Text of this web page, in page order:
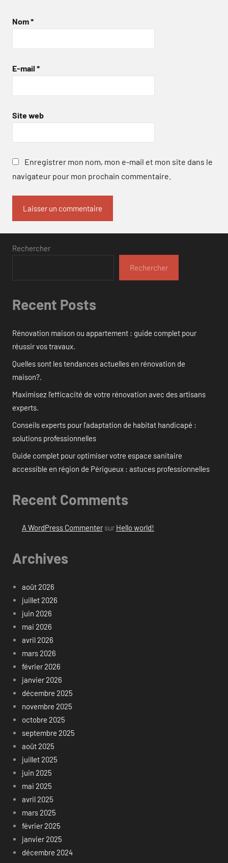
Nom*
E-mail *
Site web
Enregistrer mon nom, mon e-mail et mon site dans le
navigateur pour mon prochain commentaire.
Rechercher
Rechercher
Recent Posts
Rénovation maison ou appartement : guide complet pour
réussir vos travaux.
Quelles sont les tendances actuelles en rénovation de
maison?.
Maximisez l’efficacité de votre rénovation avec des artisans
experts.
Conseils experts pour l’adaptation de habitat handicapé :
solutions professionnelles
Guide complet pour optimiser votre espace sanitaire
accessible en région de Périgueux : astuces professionnelles
Recent Comments
A WordPress Commentersur Hello world!
Archives
août 2026
juillet 2026
juin 2026
mai 2026
avril 2026
mars 2026
février 2026
janvier 2026
décembre 2025
novembre 2025
octobre 2025
septembre 2025
août 2025
juillet 2025
juin 2025
mai 2025
avril 2025
mars 2025
février 2025
janvier 2025
décembre 2024